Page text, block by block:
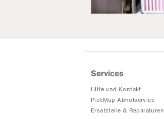
Services
Hilfe und Kontakt
PickMup Abholservice
Ersatzteile & Reparaturen